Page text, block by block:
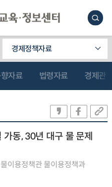
경제정책자료
자료 법령자료 경제관
동, 30년 대구 물 문제
이용정책관 물이용정책과